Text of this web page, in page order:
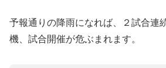
予報通りの降雨になれば、２試合連
機、試合開催が危ぶまれます。